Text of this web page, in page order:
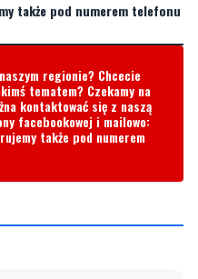
także pod numerem telefonu
regionie? Chcecie
tematem? Czekamy na
kontaktować się z naszą
facebookowej i mailowo:
także pod numerem